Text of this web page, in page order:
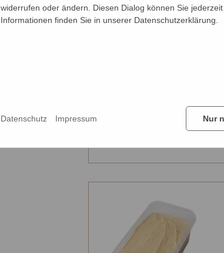
1 x
widerrufen oder ändern. Diesen Dialog können Sie
Informationen finden Sie in unserer Datenschutzerklärung.
Nur
Datenschutz Impressum